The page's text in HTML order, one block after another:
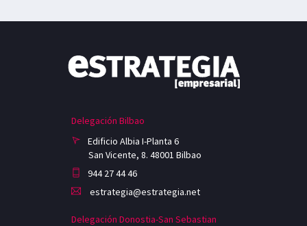
Delegación Bilbao
Edificio Albia I-Planta 6
San Vicente, 8. 48001 Bilbao
944 27 44 46
estrategia@estrategia.net
Delegación Donostia-San Sebastian